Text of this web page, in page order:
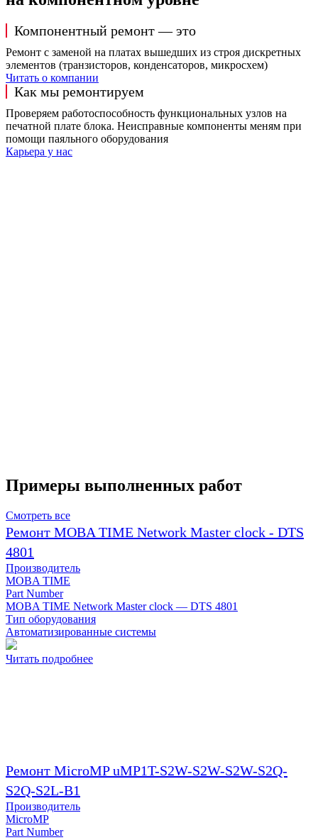
Компонентный ремонт — это
Ремонт с заменой на платах вышедших из строя дискретных
элементов (транзисторов, конденсаторов, микросхем)
Читать о компании
Как мы ремонтируем
Проверяем работоспособность функциональных узлов на
печатной плате блока. Неисправные компоненты меням при
помощи паяльного оборудования
Карьера у нас
Примеры выполненных работ
Смотреть все
Ремонт MOBA TIME Network Master clock - DTS
4801
Производитель
MOBA TIME
Part Number
MOBA TIME Network Master clock — DTS 4801
Тип оборудования
Автоматизированные системы
Читать подробнее
Ремонт MicroMP uMP1T-S2W-S2W-S2W-S2Q-
S2Q-S2L-B1
Производитель
MicroMP
Part Number